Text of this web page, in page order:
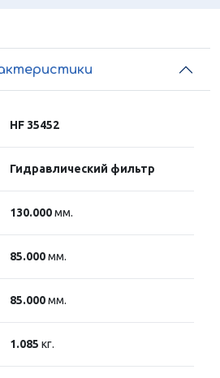
HF 35452
Гидравлический фильтр
130.000мм.
85.000мм.
85.000мм.
1.085 кг.